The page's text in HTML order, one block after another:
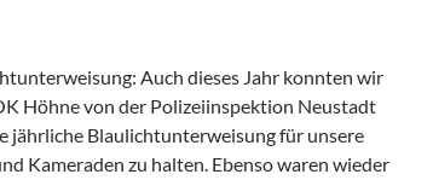
Auch dieses Jahr konnten wir
Höhne von der Polizeiinspektion Neustadt
jährliche Blaulichtunterweisung für unsere
Kameraden zu halten. Ebenso waren wieder